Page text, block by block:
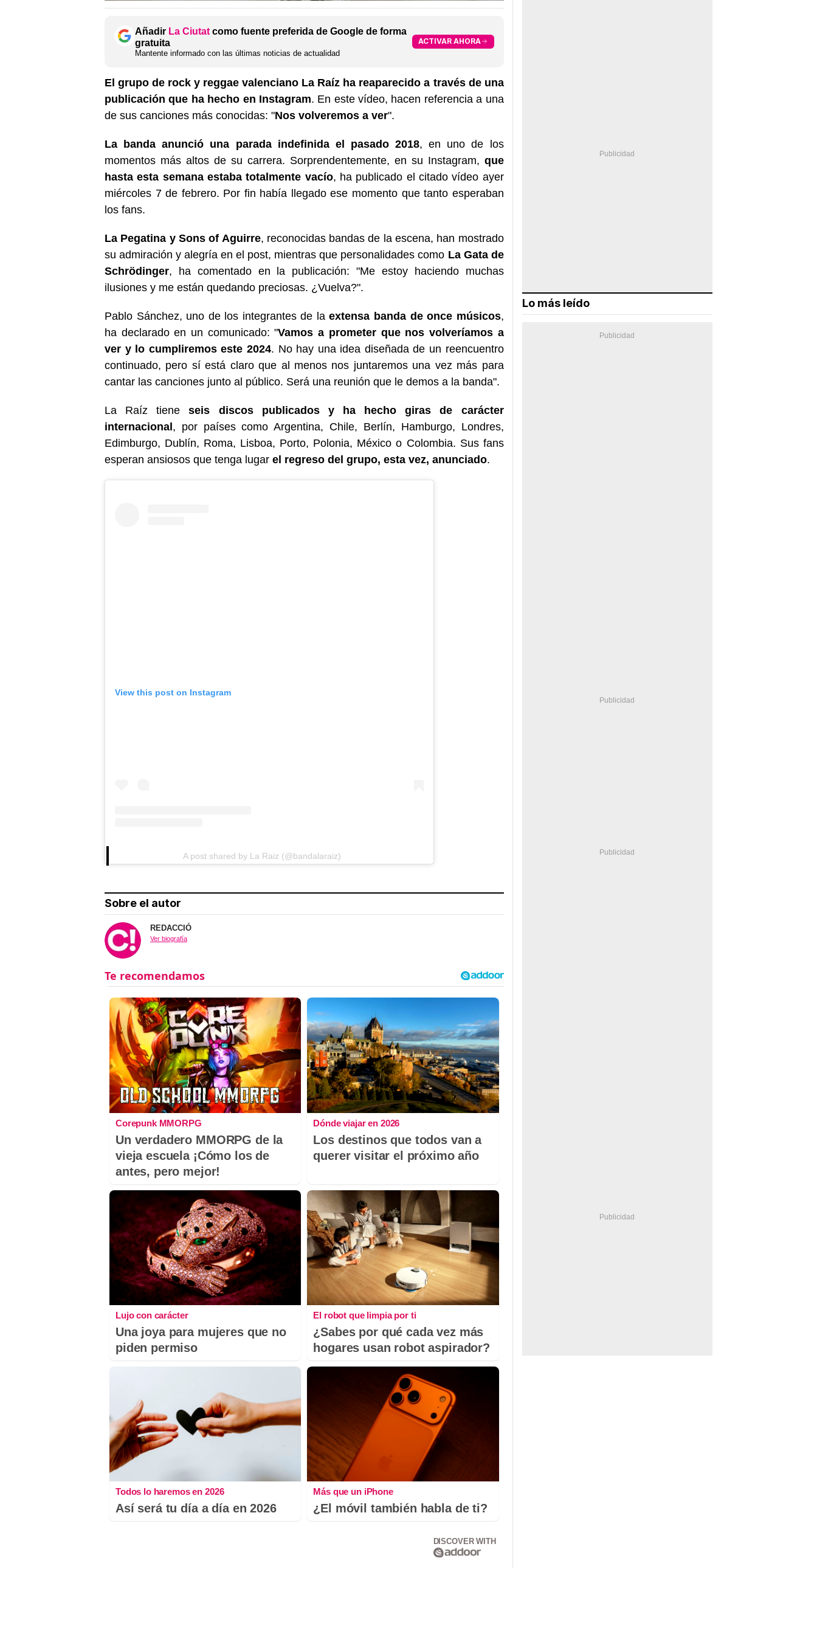
Añadir La Ciutat como fuente preferida de Google de forma
gratuita
Mantente informado con las últimas noticias de actualidad
ACTIVAR AHORA
El grupo de rock y reggae valenciano La Raíz ha reaparecido a través de una
publicación que ha hecho en Instagram. En este vídeo, hacen referencia a una
de sus canciones más conocidas: "Nos volveremos a ver".
La banda anunció una parada indefinida el pasado 2018, en uno de los
momentos más altos de su carrera. Sorprendentemente, en su Instagram, que
hasta esta semana estaba totalmente vacío, ha publicado el citado vídeo ayer
miércoles 7 de febrero. Por fin había llegado ese momento que tanto esperaban
los fans.
La Pegatina y Sons of Aguirre, reconocidas bandas de la escena, han mostrado
su admiración y alegría en el post, mientras que personalidades como La Gata de
Schrödinger, ha comentado en la publicación: "Me estoy haciendo muchas
ilusiones y me están quedando preciosas. ¿Vuelva?".
Pablo Sánchez, uno de los integrantes de laextensa banda de once músicos,
ha declarado en un comunicado: "Vamos a prometer que nos volveríamos a
ver y lo cumpliremos este 2024. No hay una idea diseñada de un reencuentro
continuado, pero sí está claro que al menos nos juntaremos una vez más para
cantar las canciones junto al público. Será una reunión que le demos a la banda".
La Raíz tieneseis discos publicados y ha hecho giras de carácter
internacional, por países como Argentina, Chile, Berlín, Hamburgo, Londres,
Edimburgo, Dublín, Roma, Lisboa, Porto, Polonia, México o Colombia. Sus fans
esperan ansiosos que tenga lugar el regreso del grupo, esta vez, anunciado.
View this post on Instagram
A post shared by La Raiz (@bandalaraiz)
Sobre el autor
REDACCIÓ
Ver biografía
Corepunk MMORPG
Un verdadero MMORPG de la
vieja escuela ¡Cómo los de
antes, pero mejor!
Dónde viajar en 2026
Los destinos que todos van a
querer visitar el próximo año
Lujo con carácter
Una joya para mujeres que no
piden permiso
El robot que limpia por ti
¿Sabes por qué cada vez más
hogares usan robot aspirador?
Todos lo haremos en 2026
Así será tu día a día en 2026
Más que un iPhone
¿El móvil también habla de ti?
DISCOVER WITH
Lo más leído